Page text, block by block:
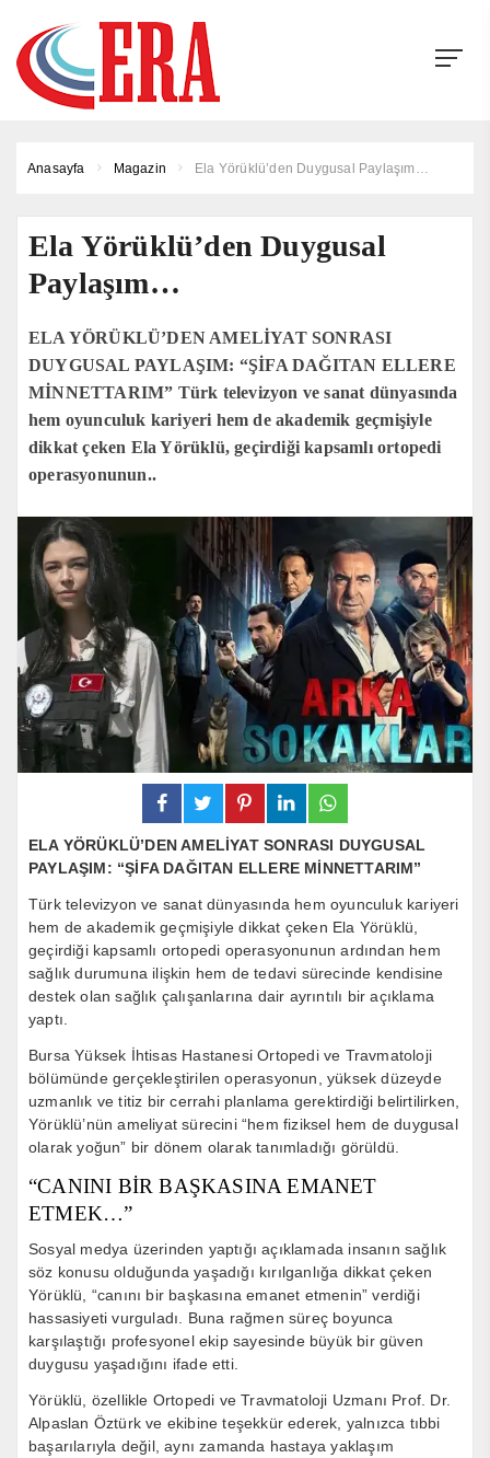
Anasayfa Magazin Ela Yörüklü’den Duygusal Paylaşım…
Ela Yörüklü’den Duygusal
Paylaşım…
ELA YÖRÜKLÜ’DEN AMELİYAT SONRASI
DUYGUSAL PAYLAŞIM: “ŞİFA DAĞITAN ELLERE
MİNNETTARIM” Türk televizyon ve sanat dünyasında
hem oyunculuk kariyeri hem de akademik geçmişiyle
dikkat çeken Ela Yörüklü, geçirdiği kapsamlı ortopedi
operasyonunun..
ELA YÖRÜKLÜ’DEN AMELİYAT SONRASI DUYGUSAL
PAYLAŞIM: “ŞİFA DAĞITAN ELLERE MİNNETTARIM”
Türk televizyon ve sanat dünyasında hem oyunculuk kariyeri
hem de akademik geçmişiyle dikkat çeken Ela Yörüklü
geçirdiği kapsamlı ortopedi operasyonunun ardından hem
sağlık durumuna ilişkin hem de tedavi sürecinde kendisine
destek olan sağlık çalışanlarına dair ayrıntılı bir açıklama
yaptı.
Bursa Yüksek İhtisas Hastanesi Ortopedi ve Travmatoloji
bölümünde gerçekleştirilen operasyonun, yüksek düzeyde
uzmanlık ve titiz bir cerrahi planlama gerektirdiği belirtilirken,
Yörüklü’nün ameliyat sürecini “hem fiziksel hem de duygusal
olarak yoğun” bir dönem olarak tanımladığı görüldü.
“CANINI BİR BAŞKASINA EMANET
ETMEK…”
Sosyal medya üzerinden yaptığı açıklamada insanın sağlık
söz konusu olduğunda yaşadığı kırılganlığa dikkat çeken
Yörüklü, “canını bir başkasına emanet etmenin” verdiği
hassasiyeti vurguladı. Buna rağmen süreç boyunca
karşılaştığı profesyonel ekip sayesinde büyük bir güven
duygusu yaşadığını ifade etti.
Yörüklü, özellikle Ortopedi ve Travmatoloji Uzmanı Prof. Dr.
Alpaslan Öztürk ve ekibine teşekkür ederek, yalnızca tıbbi
başarılarıyla değil, aynı zamanda hastaya yaklaşım